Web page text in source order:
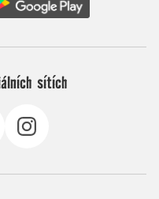
sítích